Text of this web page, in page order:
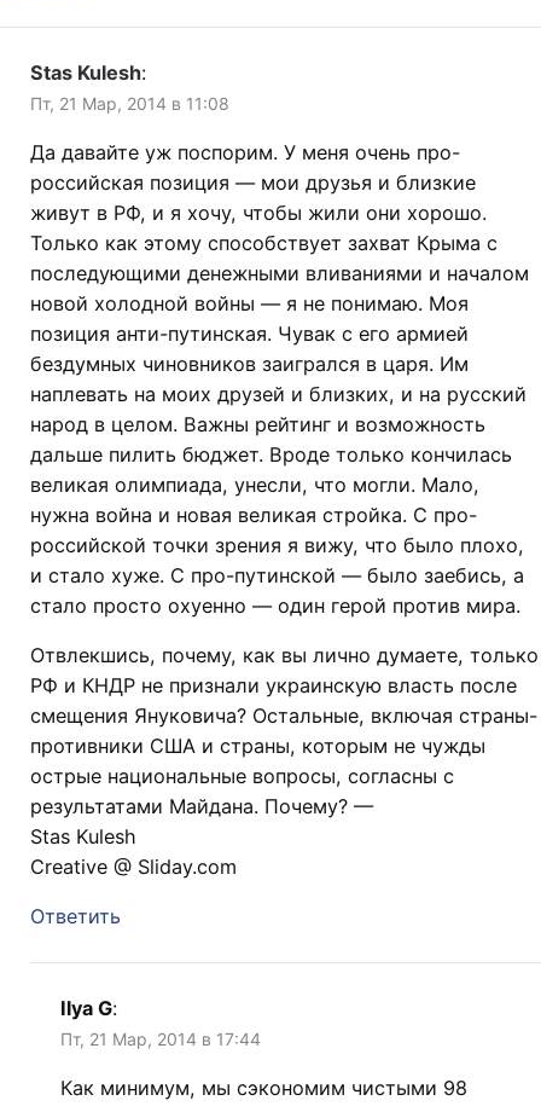
Stas Kulesh:
Пт, 21 Мар, 2014 в 11:08
Да давайте уж поспорим. У меня очень про-
российская позиция — мои друзья и близкие
живут в РФ, и я хочу, чтобы жили они хорошо.
Только как этому способствует захват Крыма с
последующими денежными вливаниями и началом
новой холодной войны — я не понимаю. Моя
позиция анти-путинская. Чувак с его армией
бездумных чиновников заигрался в царя. Им
наплевать на моих друзей и близких, и на русский
народ в целом. Важны рейтинг и возможность
дальше пилить бюджет. Вроде только кончилась
великая олимпиада, унесли, что могли. Мало,
нужна война и новая великая стройка. С про-
российской точки зрения я вижу, что было плохо,
и стало хуже. С про-путинской — было заебись, а
стало просто охуенно — один герой против мира.
Отвлекшись, почему, как вы лично думаете, только
РФ и КНДР не признали украинскую власть после
смещения Януковича? Остальные, включая страны-
противники США и страны, которым не чужды
острые национальные вопросы, согласны с
результатами Майдана. Почему? —
Stas Kulesh
Creative @ Sliday.com
Ответить
Ilya G:
Пт, 21 Мар, 2014 в 17:44
Как минимум, мы сэкономим чистыми 98